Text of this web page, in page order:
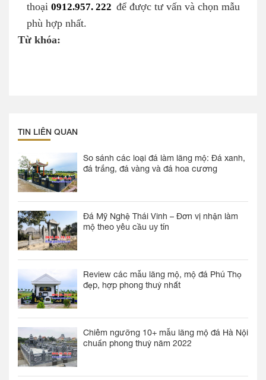
thoại 0912.957. 222 để được tư vấn và chọn mẫu
phù hợp nhất.
Từ khóa:
TIN LIÊN QUAN
So sánh các loại đá làm lăng mộ: Đá xanh,
đá trắng, đá vàng và đá hoa cương
Đá Mỹ Nghệ Thái Vinh – Đơn vị nhận làm
mộ theo yêu cầu uy tín
Review các mẫu lăng mộ, mộ đá Phú Thọ
đẹp, hợp phong thuỷ nhất
Chiêm ngưỡng 10+ mẫu lăng mộ đá Hà Nội
chuẩn phong thuỷ năm 2022